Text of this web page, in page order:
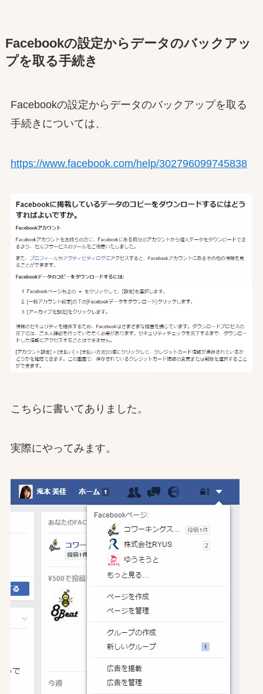
Facebookの設定からデータのバックアッ
プを取る手続き
Facebookの設定からデータのバックアップを取る
手続きについては、
https://www.facebook.com/help/302796099745838
こちらに書いてありました。
実際にやってみます。